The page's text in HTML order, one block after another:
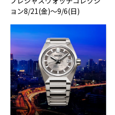
ョン8/21(金)～9/6(日)